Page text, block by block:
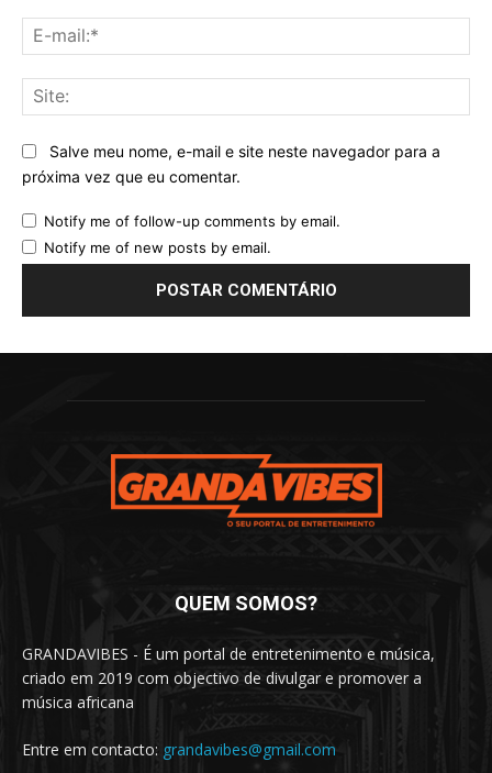
Salve meu nome, e-mail e site neste navegador para a
próxima vez que eu comentar.
Notify me of follow-up comments by email.
Notify me of new posts by email.
QUEM SOMOS?
GRANDAVIBES - É um portal de entretenimento e música,
criado em 2019 com objectivo de divulgar e promover a
música africana
Entre em contacto: grandavibes@gmail.com